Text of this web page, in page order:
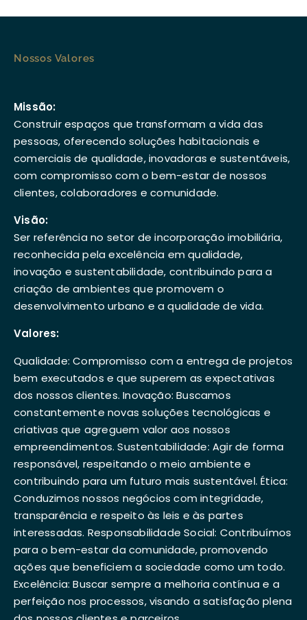
Nossos Valores
Missão:
Construir espaços que transformam a vida das
pessoas, oferecendo soluções habitacionais e
comerciais de qualidade, inovadoras e sustentáveis,
com compromisso com o bem-estar de nossos
clientes, colaboradores e comunidade.
Visão:
Ser referência no setor de incorporação imobiliária,
reconhecida pela excelência em qualidade,
inovação e sustentabilidade, contribuindo para a
criação de ambientes que promovem o
desenvolvimento urbano e a qualidade de vida.
Valores:
Qualidade: Compromisso com a entrega de projetos
bem executados e que superem as expectativas
dos nossos clientes. Inovação: Buscamos
constantemente novas soluções tecnológicas e
criativas que agreguem valor aos nossos
empreendimentos. Sustentabilidade: Agir de forma
responsável, respeitando o meio ambiente e
contribuindo para um futuro mais sustentável. Ética:
Conduzimos nossos negócios com integridade,
transparência e respeito às leis e às partes
interessadas. Responsabilidade Social: Contribuímos
para o bem-estar da comunidade, promovendo
ações que beneficiem a sociedade como um todo.
Excelência: Buscar sempre a melhoria contínua e a
perfeição nos processos, visando a satisfação plena